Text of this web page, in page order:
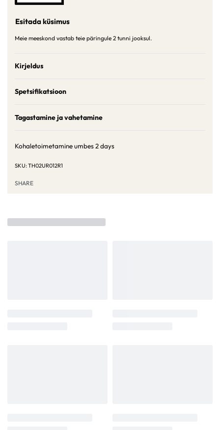
Esitada küsimus
Meie meeskond vastab teie päringule 2 tunni jooksul.
Kirjeldus
Spetsifikatsioon
Tagastamine ja vahetamine
Kohaletoimetamine umbes2 days
TH02UR012R1
SHARE